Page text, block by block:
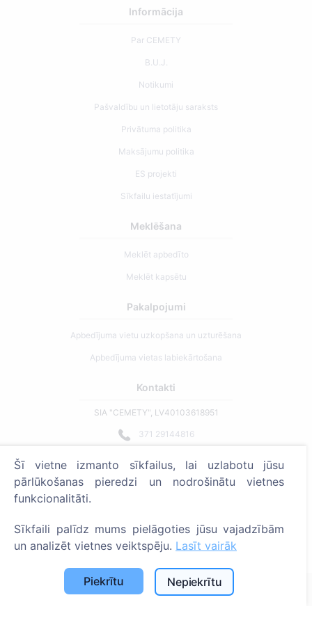
Informācija
Par CEMETY
B.U.J.
Notikumi
Pašvaldību un lietotāju saraksts
Privātuma politika
Maksājumu politika
ES projekti
Sīkfailu iestatījumi
Meklēšana
Meklēt apbedīto
Meklēt kapsētu
Pakalpojumi
Apbedījuma vietu uzkopšana un uzturēšana
Apbedījuma vietas labiekārtošana
Kontakti
SIA "CEMETY", LV40103618951
371 29144816
Strādājam visā Latvijā!
Administratoriem
© 2013 - 2026 Cemety Visas tiesības aizsargātas
Privātuma politika un noteikumi.
Šī vietne izmanto sīkfailus, lai uzlabotu jūsu
pārlūkošanas pieredzi un nodrošinātu vietnes
funkcionalitāti.
Sīkfaili palīdz mums pielāgoties jūsu vajadzībām
un analizēt vietnes veiktspēju. Lasīt vairāk
Piekrītu Nepiekrītu